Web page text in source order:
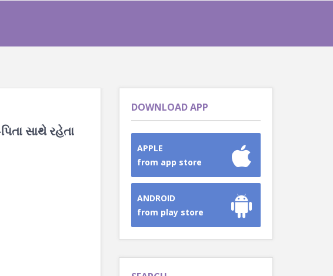
સાથે રહેતા
DOWNLOAD APP
APPLE
from app store
ANDROID
from play store